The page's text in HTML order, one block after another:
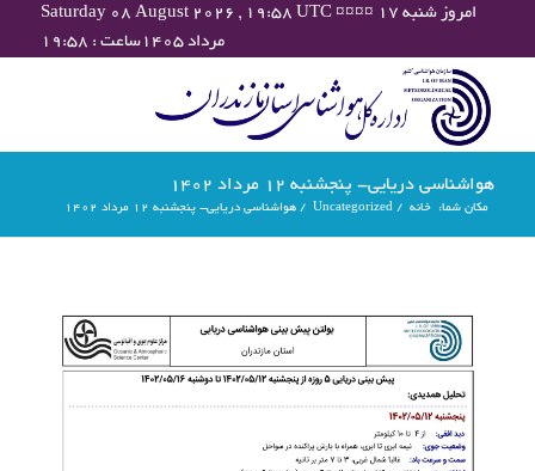
Saturday 08 August 2026 , 19:58 UTC ¤¤¤¤ امروز شنبه ۱۷
مرداد ۱۴۰۵ساعت : ۱۹:۵۸
هواشناسی دریایی- پنجشنبه 12 مرداد ۱۴۰۲
مکان شما: خانه /
Uncategorized
/ هواشناسی دریایی- پنجشنبه 12 مرداد ۱۴۰۲